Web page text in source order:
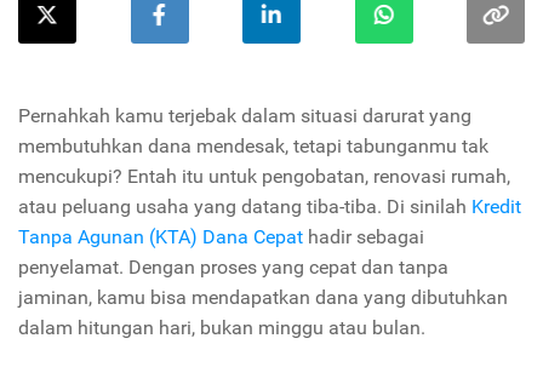
Pernahkah kamu terjebak dalam situasi darurat yang
membutuhkan dana mendesak, tetapi tabunganmu tak
mencukupi? Entah itu untuk pengobatan, renovasi rumah,
atau peluang usaha yang datang tiba-tiba. Di sinilah Kredit
Tanpa Agunan (KTA) Dana Cepat hadir sebagai
penyelamat. Dengan proses yang cepat dan tanpa
jaminan, kamu bisa mendapatkan dana yang dibutuhkan
dalam hitungan hari, bukan minggu atau bulan.